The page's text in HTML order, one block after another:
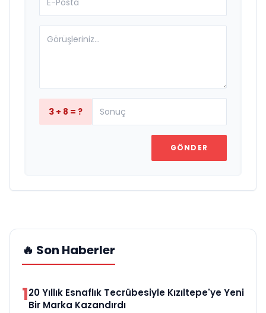
3 + 8 = ?
GÖNDER
🔥 Son Haberler
120 Yıllık Esnaflık Tecrübesiyle Kızıltepe'ye Yeni
Bir Marka Kazandırdı